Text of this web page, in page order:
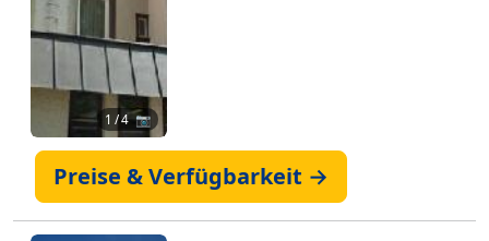
1 / 4 📷
Preise & Verfügbarkeit →